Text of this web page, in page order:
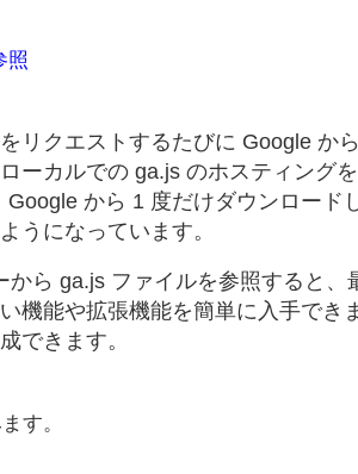
照
リクエストするたびに Google か
ーカルでの ga.js のホスティング
Google から 1 度だけダウンロード
うになっています。
から ga.js ファイルを参照すると、
機能や拡張機能を簡単に入手でき
できます。
す。